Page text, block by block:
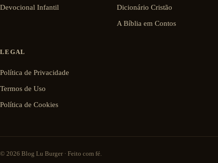
Devocional Infantil Dicionário Cristão
A Bíblia em Contos
LEGAL
Política de Privacidade
Termos de Uso
Política de Cookies
© 2026 Blog Lu Burger · Feito com fé.